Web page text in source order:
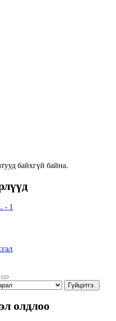
байхгүй байна.
- 1
Гүйцэтгэ.
олдлоо